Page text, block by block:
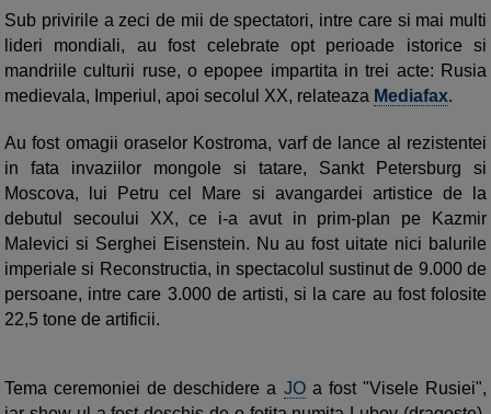
Sub privirile a zeci de mii de spectatori, intre care si mai multi
lideri mondiali, au fost celebrate opt perioade istorice si
mandriile culturii ruse, o epopee impartita in trei acte: Rusia
medievala, Imperiul, apoi secolul XX, relateaza Mediafax.
Au fost omagii oraselor Kostroma, varf de lance al rezistentei
in fata invaziilor mongole si tatare, Sankt Petersburg si
Moscova, lui Petru cel Mare si avangardei artistice de la
debutul secoului XX, ce i-a avut in prim-plan pe Kazmir
Malevici si Serghei Eisenstein. Nu au fost uitate nici balurile
imperiale si Reconstructia, in spectacolul sustinut de 9.000 de
persoane, intre care 3.000 de artisti, si la care au fost folosite
22,5 tone de artificii.
Tema ceremoniei de deschidere a JOa fost "Visele Rusiei",